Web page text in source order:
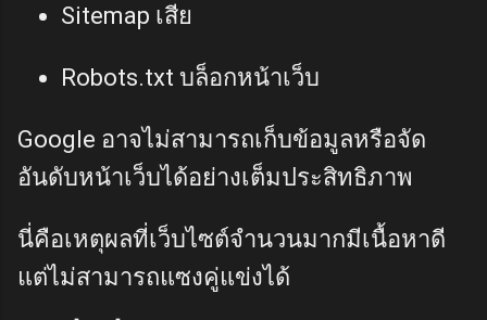
Sitemap เสีย
Robots.txt บล็อกหน้าเว็บ
Google อาจไม่สามารถเก็บข้อมูลหรือจัด
อันดับหน้าเว็บได้อย่างเต็มประสิทธิภาพ
นี่คือเหตุผลที่เว็บไซต์จำนวนมากมีเนื้อหาดี
แต่ไม่สามารถแซงคู่แข่งได้